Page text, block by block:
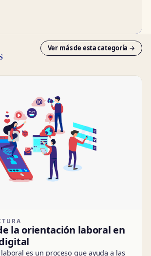
Ver más de esta categoría →
la orientación laboral en
es un proceso que ayuda a las